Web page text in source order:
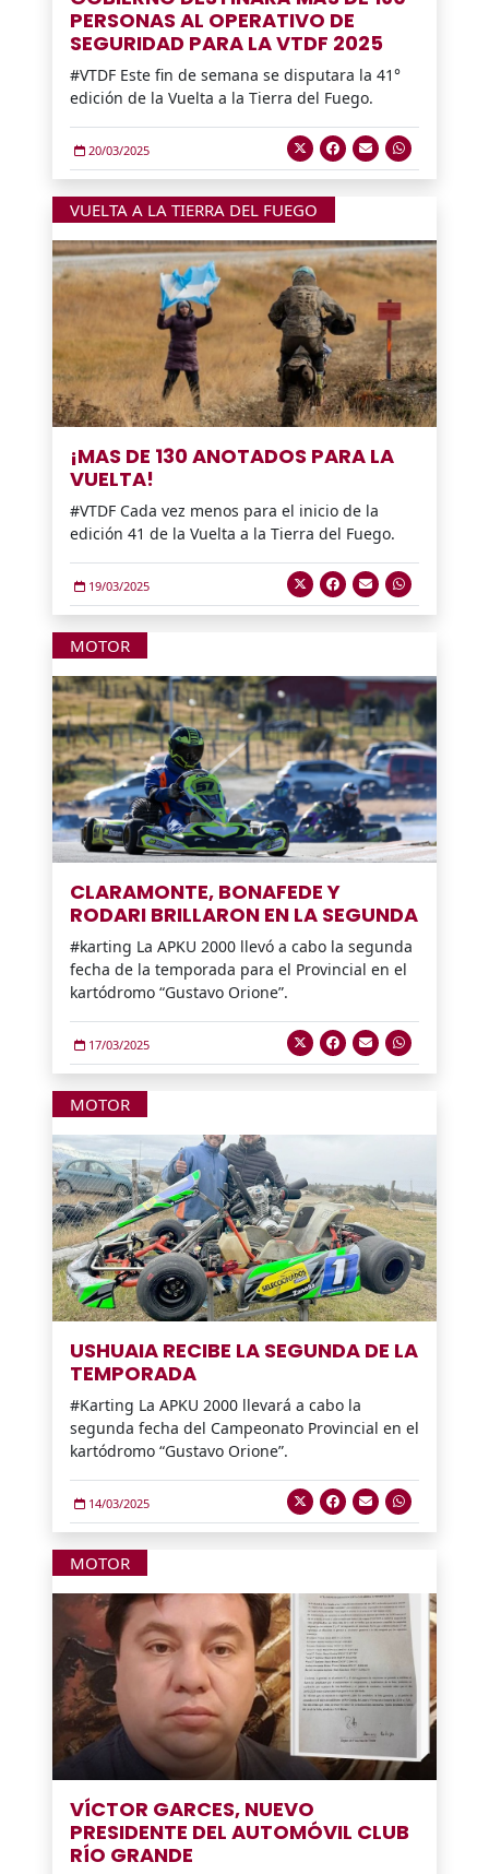
PERSONAS AL OPERATIVO DE
SEGURIDAD PARA LA VTDF 2025
#VTDF Este fin de semana se disputara la 41°
edición de la Vuelta a la Tierra del Fuego.
20/03/2025
VUELTA A LA TIERRA DEL FUEGO
¡MAS DE 130 ANOTADOS PARA LA
VUELTA!
#VTDF Cada vez menos para el inicio de la
edición 41 de la Vuelta a la Tierra del Fuego.
19/03/2025
MOTOR
CLARAMONTE, BONAFEDE Y
RODARI BRILLARON EN LA SEGUNDA
#karting La APKU 2000 llevó a cabo la segunda
fecha de la temporada para el Provincial en el
kartódromo “Gustavo Orione”.
17/03/2025
MOTOR
USHUAIA RECIBE LA SEGUNDA DE LA
TEMPORADA
#Karting La APKU 2000 llevará a cabo la
segunda fecha del Campeonato Provincial en el
kartódromo “Gustavo Orione”.
14/03/2025
MOTOR
VÍCTOR GARCES, NUEVO
PRESIDENTE DEL AUTOMÓVIL CLUB
RÍO GRANDE